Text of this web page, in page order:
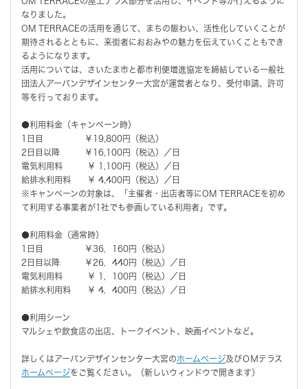
なりました。
OM TERRACEの活用を通じて、まちの賑わい、活性化していくことが
期待されるとともに、来街者におおみやの魅力を伝えていくこともでき
るようになります。
活用については、さいたま市と都市利便増進協定を締結している一般社
団法人アーバンデザインセンター大宮が運営者となり、受付申請、許可
等を行っております。
●利用料金（キャンペーン時）
1日目 ￥19,800円（税込）
2日目以降 ￥16,100円（税込）／日
電気利用料 ￥ 1,100円（税込）／日
給排水利用料 ￥ 4,400円（税込）／日
※キャンペーンの対象は、「主催者・出店者等にOM TERRACEを初め
て利用する事業者が1社でも参画している利用者」です。
●利用料金（通常時）
1日目 ￥36，160円（税込）
2日目以降 ￥26，440円（税込）／日
電気利用料 ￥ 1，100円（税込）／日
給排水利用料 ￥ 4，400円（税込）／日
●利用シーン
マルシェや飲食店の出店、トークイベント、映画イベントなど。
詳しくはアーバンデザインセンター大宮のホームページ及びＯＭテラス
ホームページをご覧ください。（新しいウィンドウで開きます）